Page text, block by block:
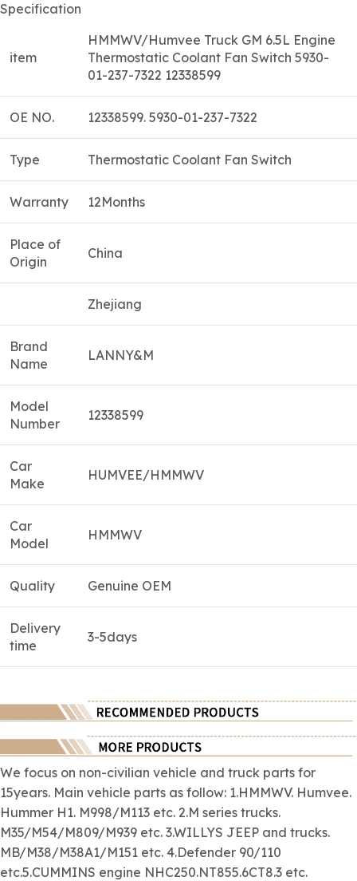
Specification
item
HMMWV/Humvee Truck GM 6.5L Engine
Thermostatic Coolant Fan Switch 5930-
01-237-7322 12338599
OE NO. 12338599. 5930-01-237-7322
Type Thermostatic Coolant Fan Switch
Warranty 12Months
Place of
Origin
China
Zhejiang
Brand
Name
LANNY&M
Model
Number
12338599
Car
Make
HUMVEE/HMMWV
Car
Model
HMMWV
Quality Genuine OEM
Delivery
time
3-5days
We focus on non-civilian vehicle and truck parts for
15years. Main vehicle parts as follow: 1.HMMWV. Humvee.
Hummer H1. M998/M113 etc. 2.M series trucks.
M35/M54/M809/M939 etc. 3.WILLYS JEEP and trucks.
MB/M38/M38A1/M151 etc. 4.Defender 90/110
etc.5.CUMMINS engine NHC250.NT855.6CT8.3 etc.